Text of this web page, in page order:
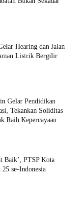
Hearing dan Jalan
Listrik Bergilir
Gelar Pendidikan
Tekankan Soliditas
Raih Kepercayaan
Baik’, PTSP Kota
se-Indonesia